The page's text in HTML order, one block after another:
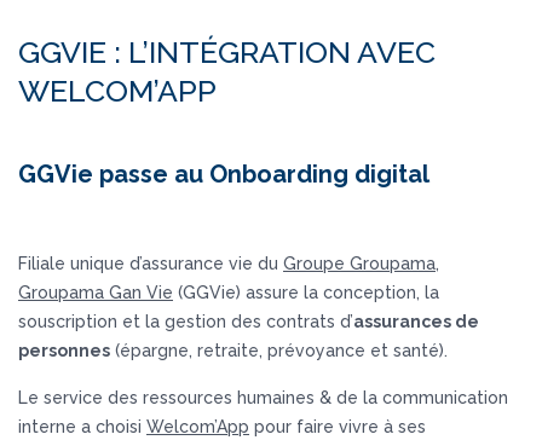
GGVIE : L’INTÉGRATION AVEC
WELCOM’APP
GGVie passe au Onboarding digital
Filiale unique d’assurance vie du Groupe Groupama,
Groupama Gan Vie (GGVie) assure la conception, la
souscription et la gestion des contrats d’assurances de
personnes (épargne, retraite, prévoyance et santé).
Le service des ressources humaines & de la communication
interne a choisi Welcom’App pour faire vivre à ses